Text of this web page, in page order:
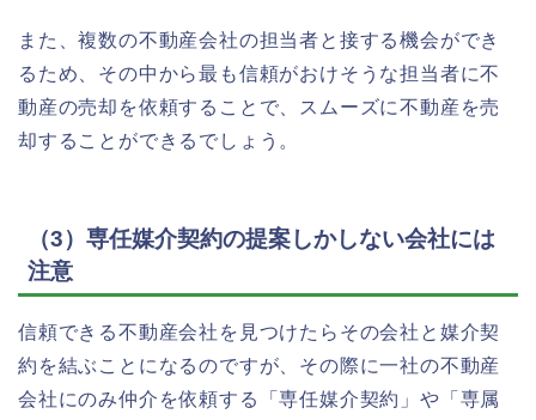
また、複数の不動産会社の担当者と接する機会ができ
るため、その中から最も信頼がおけそうな担当者に不
動産の売却を依頼することで、スムーズに不動産を売
却することができるでしょう。
（3）専任媒介契約の提案しかしない会社には
注意
信頼できる不動産会社を見つけたらその会社と媒介契
約を結ぶことになるのですが、その際に一社の不動産
会社にのみ仲介を依頼する「専任媒介契約」や「専属